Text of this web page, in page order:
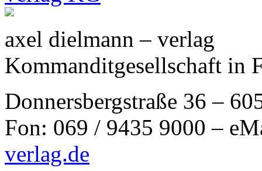
axel dielmann – verlag
Kommanditgesellschaft in
Donnersbergstraße 36 –
Fon: 069 / 9435 9000 –
verlag.de